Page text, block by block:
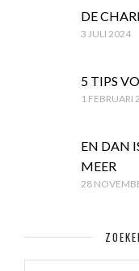
DE
3 JULI 2024
5 TIPS
1 FEBRUARI
EN DAN
MEER
28
ZOEKEN